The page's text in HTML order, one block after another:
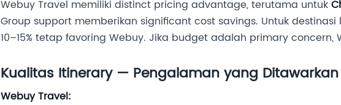
Webuy Travel memiliki distinct pricing advantage, terutama untuk
Group support memberikan significant cost savings. Untuk
10–15% tetap favoring Webuy. Jika budget adalah primary concern,
Kualitas Itinerary — Pengalaman yang Ditawarkan
Webuy Travel: